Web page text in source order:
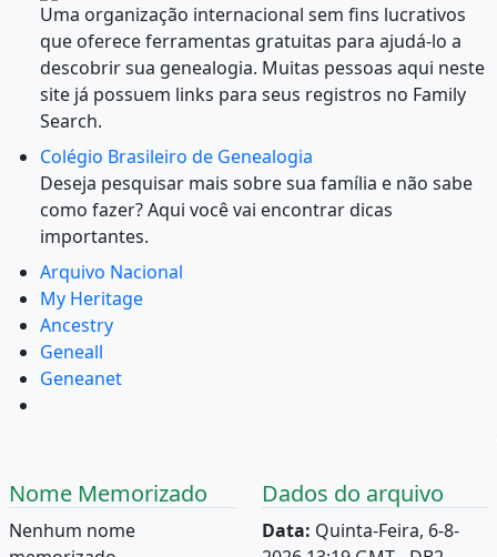
Uma organização internacional sem fins lucrativos
que oferece ferramentas gratuitas para ajudá-lo a
descobrir sua genealogia. Muitas pessoas aqui neste
site já possuem links para seus registros no Family
Search.
Colégio Brasileiro de Genealogia
Deseja pesquisar mais sobre sua família e não sabe
como fazer? Aqui você vai encontrar dicas
importantes.
Arquivo Nacional
My Heritage
Ancestry
Geneall
Geneanet
Nome Memorizado
Nenhum nome
Dados do arquivo
Data: Quinta-Feira, 6-8-